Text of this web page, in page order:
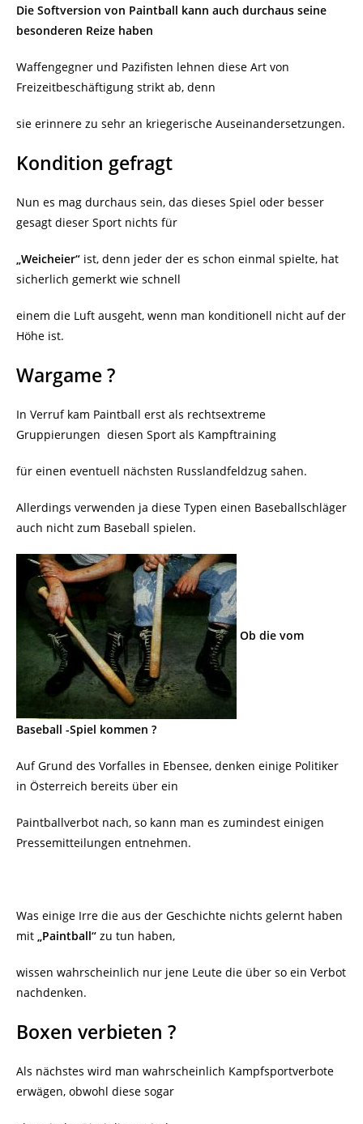
Die Softversion von Paintball kann auch durchaus seine
besonderen Reize haben
Waffengegner und Pazifisten lehnen diese Art von
Freizeitbeschäftigung strikt ab, denn
sie erinnere zu sehr an kriegerische Auseinandersetzungen.
Kondition gefragt
Nun es mag durchaus sein, das dieses Spiel oder besser
gesagt dieser Sport nichts für
„Weicheier“ ist, denn jeder der es schon einmal spielte, hat
sicherlich gemerkt wie schnell
einem die Luft ausgeht, wenn man konditionell nicht auf der
Höhe ist.
Wargame ?
In Verruf kam Paintball erst als rechtsextreme
Gruppierungen diesen Sport als Kampftraining
für einen eventuell nächsten Russlandfeldzug sahen.
Allerdings verwenden ja diese Typen einen Baseballschläger
auch nicht zum Baseball spielen.
Ob die vom
Baseball -Spiel kommen ?
Auf Grund des Vorfalles in Ebensee, denken einige Politiker
in Österreich bereits über ein
Paintballverbot nach, so kann man es zumindest einigen
Pressemitteilungen entnehmen.
Was einige Irre die aus der Geschichte nichts gelernt haben
mit „Paintball“ zu tun haben,
wissen wahrscheinlich nur jene Leute die über so ein Verbot
nachdenken.
Boxen verbieten ?
Als nächstes wird man wahrscheinlich Kampfsportverbote
erwägen, obwohl diese sogar